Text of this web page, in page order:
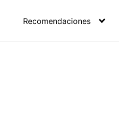
Recomendaciones